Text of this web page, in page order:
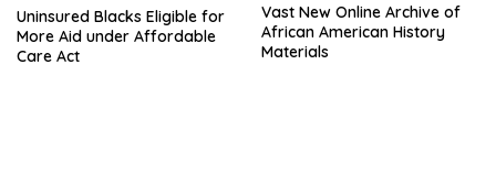
Uninsured Blacks Eligible for
More Aid under Affordable
Care Act
Vast New Online Archive of
African American History
Materials